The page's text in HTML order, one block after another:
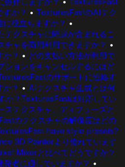
か？ • TexturesFastのAIテク
役立ちますか？ •
クスチャに問題が含まれるこ
チャを商用利用できますか？ •
？ • どの支払い方法が利用で
ションをキャンセルするにはど
のサポートに連絡す
か？ • AIテクスチャ生成とは何
か？TexturesFastは対応してい
ステクスチャ、ディフューズと
のテクスチャの解像度はどの
have style presets?
3D Painterより優れています
Mixerと比べてどうですか？
者に適していますか？ •